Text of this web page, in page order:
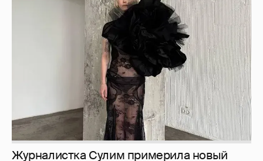
Журналистка Сулим примерила новый